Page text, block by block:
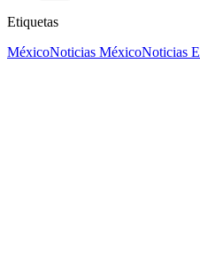
Etiquetas
MéxicoNoticias MéxicoNoticias